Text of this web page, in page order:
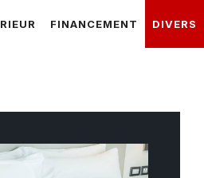
FINANCEMENT DIVERS